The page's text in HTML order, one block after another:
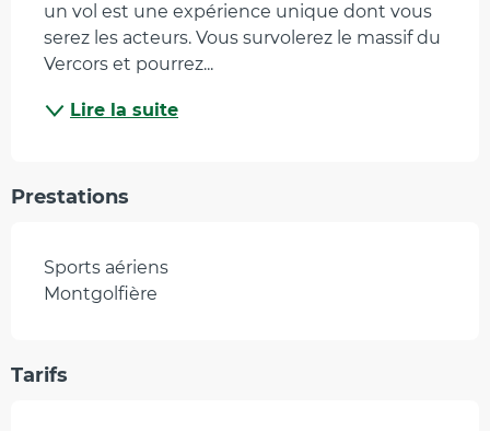
un vol est une expérience unique dont vous
serez les acteurs. Vous survolerez le massif du
Vercors et pourrez...
Lire la suite
Prestations
Sports aériens
Montgolfière
Tarifs